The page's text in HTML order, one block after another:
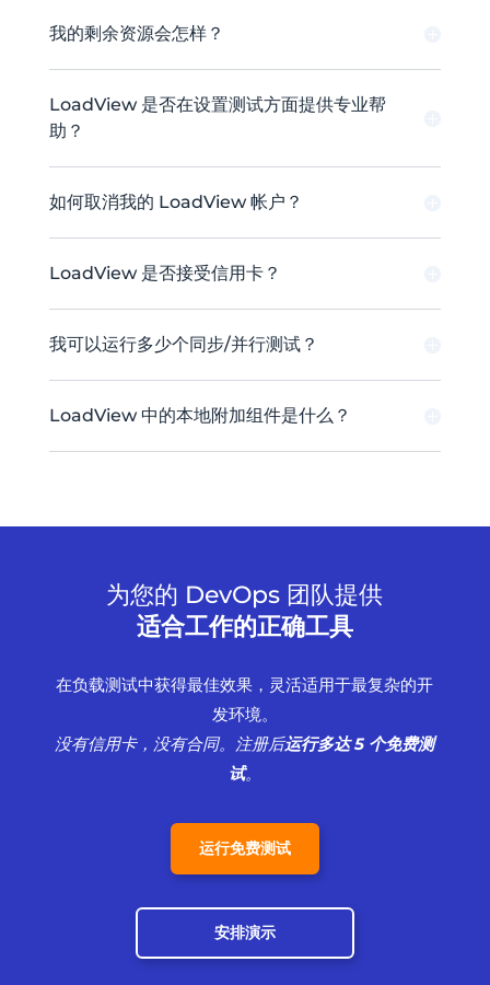
我的剩余资源会怎样？
LoadView 是否在设置测试方面提供专业帮
助？
如何取消我的 LoadView 帐户？
LoadView 是否接受信用卡？
我可以运行多少个同步/并行测试？
LoadView 中的本地附加组件是什么？
为您的 DevOps 团队提供
适合工作的正确工具
在负载测试中获得最佳效果，灵活适用于最复杂的开
发环境。
没有信用卡，没有合同。注册后运行多达 5 个免费测
试。
运行免费测试
安排演示